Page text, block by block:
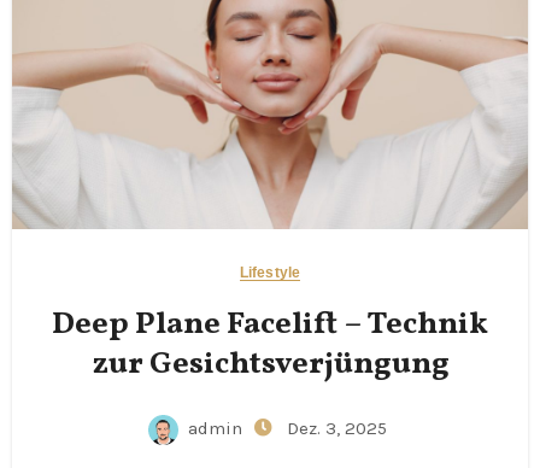
Lifestyle
Deep Plane Facelift – Technik
zur Gesichtsverjüngung
admin Dez. 3, 2025